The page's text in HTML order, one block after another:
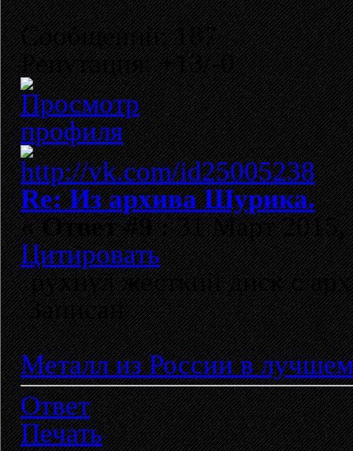
Сообщений: 187
Репутация: +13/-0
Re: Из архива Шурика.
«Ответ #9 :31 Март 2015,
Цитировать
рухнул жесткий диск с
Записан
Металл из России в
Ответ
Печать